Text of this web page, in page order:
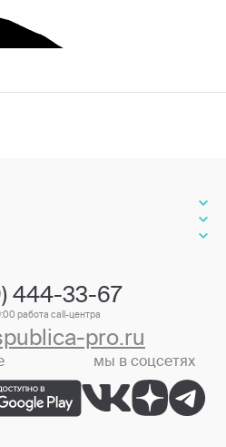
444-33-67
работа call-центра
pro.ru
мы в соцсетях